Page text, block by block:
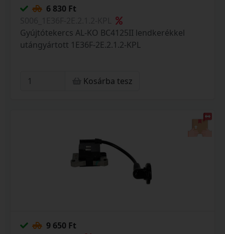
6 830 Ft
Gyújtótekercs AL-KO BC4125II lendkerékkel
utángyártott 1E36F-2E.2.1.2-KPL
Kosárba tesz
9 650 Ft